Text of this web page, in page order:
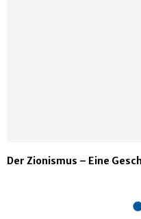
Der Zionismus – Eine